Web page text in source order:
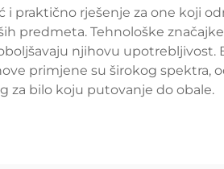
rješenje za one koji
predmeta. Tehnološke
njihovu upotrebljivost.
primjene su širokog spektra,
za bilo koju putovanje do obale.